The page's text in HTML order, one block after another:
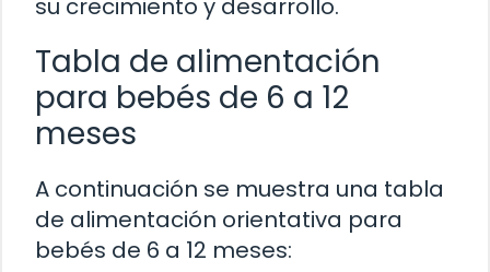
su crecimiento y desarrollo.
Tabla de alimentación
para bebés de 6 a 12
meses
A continuación se muestra una tabla
de alimentación orientativa para
bebés de 6 a 12 meses: